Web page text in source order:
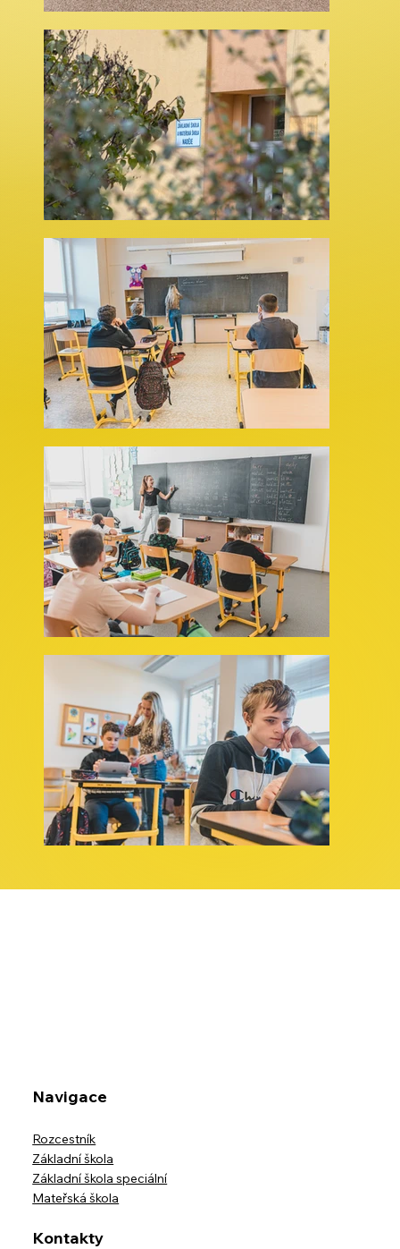
Navigace
Rozcestník
Základní škola
Základní škola speciální
Mateřská škola
Kontakty